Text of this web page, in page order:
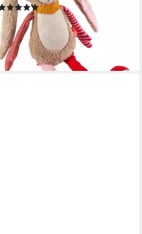
(1)
34,99 €
lieferbar - in 3-4 Werktagen bei dir